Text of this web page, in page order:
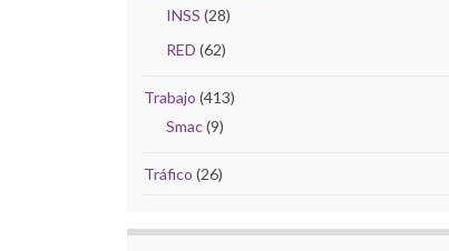
INSS (28)
RED (62)
Trabajo (413)
Smac(9)
Tráfico (26)